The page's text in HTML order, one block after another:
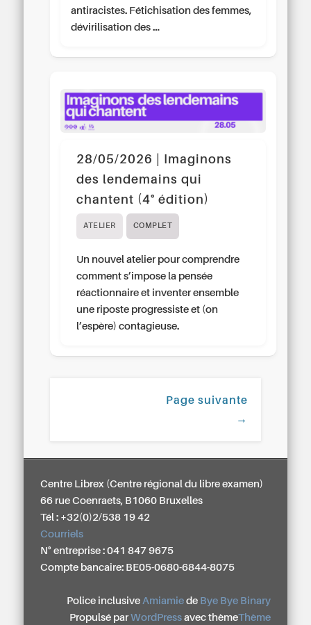
antiracistes. Fétichisation des femmes,
dévirilisation des …
28/05/2026 | Imaginons
des lendemains qui
chantent (4° édition)
ATELIER COMPLET
Un nouvel atelier pour comprendre
comment s’impose la pensée
réactionnaire et inventer ensemble
une riposte progressiste et (on
l’espère) contagieuse.
Page suivante
→
Centre Librex (Centre régional du libre examen)
66 rue Coenraets, B1060 Bruxelles
Tél : +32(0)2/538 19 42
Courriels
N° entreprise : 041 847 9675
Compte bancaire: BE05-0680-6844-8075
Police inclusive Amiamiede Bye Bye Binary
Propulsé par WordPressavec thèmeThème